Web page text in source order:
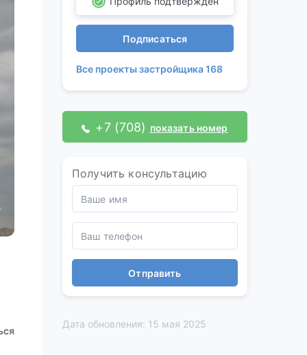
Подписаться
Все проекты застройщика 168
+7 (708) показать номер
Получить консультацию
Отправить
Дата обновления: 15 мая 2025